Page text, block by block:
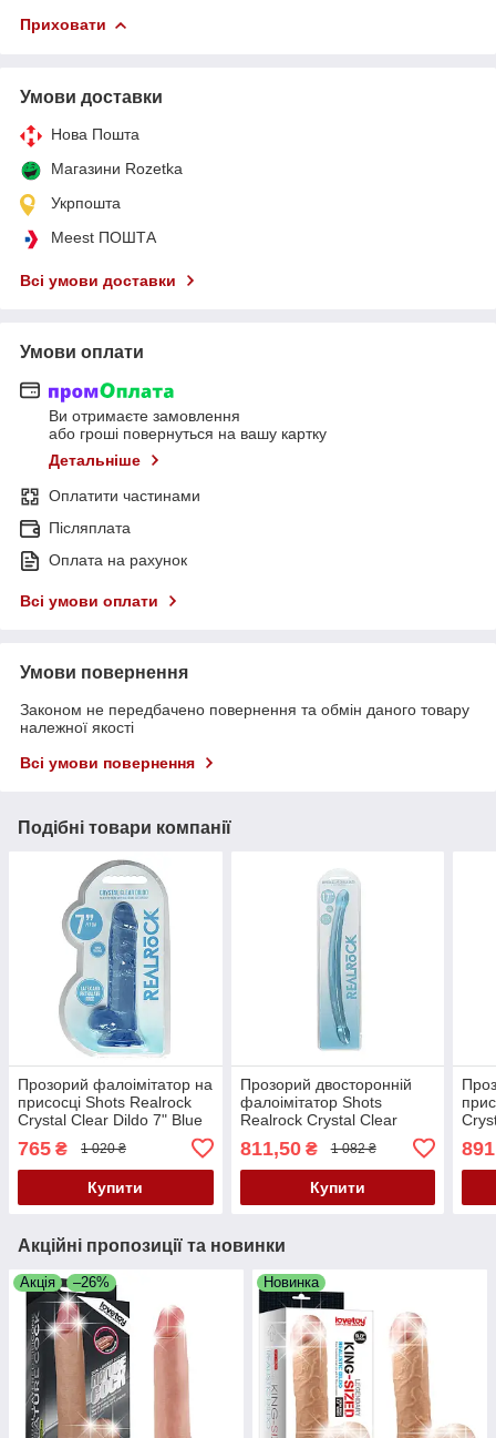
Приховати
Умови доставки
Нова Пошта
Магазини Rozetka
Укрпошта
Meest ПОШТА
Всі умови доставки
Умови оплати
Ви отримаєте замовлення
або гроші повернуться на вашу картку
Детальніше
Оплатити частинами
Післяплата
Оплата на рахунок
Всі умови оплати
Умови повернення
Законом не передбачено повернення та обмін даного товару
належної якості
Всі умови повернення
Подібні товари компанії
Прозорий фалоімітатор на
присосці Shots Realrock
Crystal Clear Dildo 7" Blue
765 ₴ 1 020 ₴
Купити
Прозорий двосторонній
фалоімітатор Shots
Realrock Crystal Clear
811,50₴ 1 082 ₴
Купити
891
Акційні пропозиції та новинки
Акція –26% Новинка